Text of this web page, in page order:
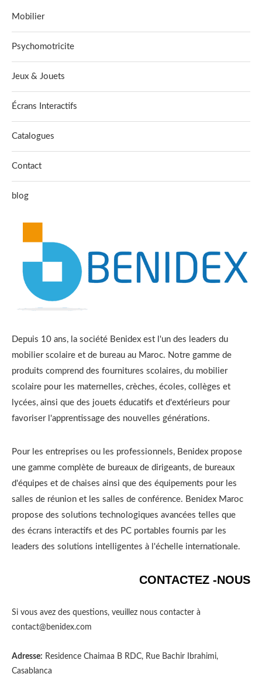
Mobilier
Psychomotricite
Jeux & Jouets
Écrans Interactifs
Catalogues
Contact
blog
Depuis 10 ans, la société Benidex est l'un des leaders du
mobilier scolaire et de bureau au Maroc. Notre gamme de
produits comprend des fournitures scolaires, du mobilier
scolaire pour les maternelles, crèches, écoles, collèges et
lycées, ainsi que des jouets éducatifs et d'extérieurs pour
favoriser l'apprentissage des nouvelles générations.
Pour les entreprises ou les professionnels, Benidex propose
une gamme complète de bureaux de dirigeants, de bureaux
d'équipes et de chaises ainsi que des équipements pour les
salles de réunion et les salles de conférence. Benidex Maroc
propose des solutions technologiques avancées telles que
des écrans interactifs et des PC portables fournis par les
leaders des solutions intelligentes à l'échelle internationale.
CONTACTEZ -NOUS
Si vous avez des questions, veuillez nous contacter à
contact@benidex.com
Adresse: Residence Chaimaa B RDC, Rue Bachir Ibrahimi,
Casablanca